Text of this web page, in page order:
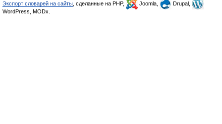
Экспорт словарей на сайты , сделанные на PHP, Joomla,
Drupal,
WordPress, MODx.